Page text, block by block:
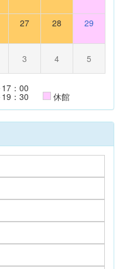
27 28 29
3 4 5
：00
：30 休館